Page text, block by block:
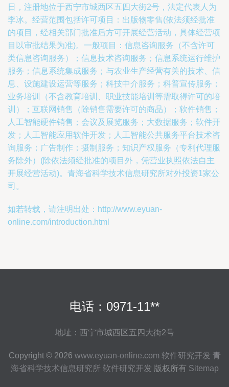
日，注册地位于西宁市城西区五四大街2号，法定代表人为
李冰。经营范围包括许可项目：出版物零售(依法须经批准
的项目，经相关部门批准后方可开展经营活动，具体经营项
目以审批结果为准)。一般项目：信息咨询服务（不含许可
类信息咨询服务）；信息技术咨询服务；信息系统运行维护
服务；信息系统集成服务；与农业生产经营有关的技术、信
息、设施建设运营等服务；科技中介服务；科普宣传服务；
业务培训（不含教育培训、职业技能培训等需取得许可的培
训）；互联网销售（除销售需要许可的商品）；软件销售；
人工智能硬件销售；会议及展览服务；大数据服务；软件开
发；人工智能应用软件开发；人工智能公共服务平台技术咨
询服务；广告制作；摄制服务；知识产权服务（专利代理服
务除外）(除依法须经批准的项目外，凭营业执照依法自主
开展经营活动)。青海省科学技术信息研究所对外投资1家公
司。
如若转载，请注明出处：http://www.eyuan-
online.com/introduction.html
电话：0971-11**
地址：西宁市城西区五四大街2号
Copyright © 2026 www.eyuan-online.com 软件研究开发 青
海省科学技术信息研究所 软件研究开发 版权所有 Sitemap